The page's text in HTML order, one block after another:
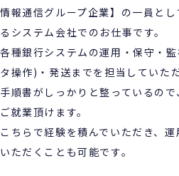
情報通信グループ企業】の一員と
るシステム会社でのお仕事です。
各種銀行システムの運用・保守・
タ操作)・発送までを担当していただ
手順書がしっかりと整っているの
ご就業頂けます。
こちらで経験を積んでいただき、
いただくことも可能です。